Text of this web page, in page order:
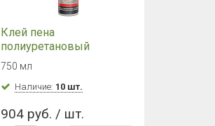
Клей пена
полиуретановый
SOUDABOND EASY Genius
Gun 750 мл
750 мл
Наличие: 10 шт.
904 руб. / шт.